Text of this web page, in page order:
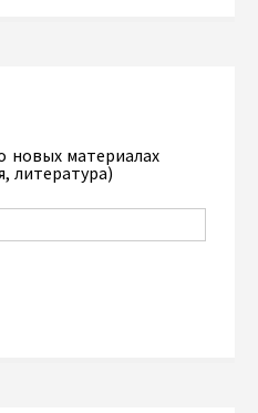
новых материалах
литература)